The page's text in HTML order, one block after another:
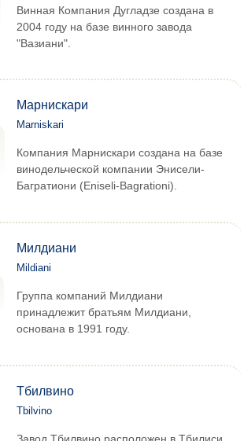
Винная Компания Дугладзе создана в
2004 году на базе винного завода
"Вазиани".
Марнискари
Marniskari
Компания Марнискари создана на базе
винодельческой компании Энисели-
Багратиони (Eniseli-Bagrationi).
Милдиани
Mildiani
Группа компаний Милдиани
принадлежит братьям Милдиани,
основана в 1991 году.
Тбилвино
Tbilvino